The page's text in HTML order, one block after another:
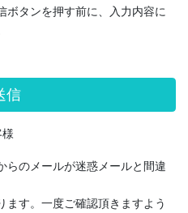
ボタンを押す前に、入力内容に
らのメールが迷惑メールと間違
ます。一度ご確認頂きますよう